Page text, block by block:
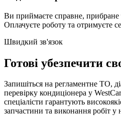
Ви приймаєте справне, прибране
Оплачуєте роботу та отримуєте
Швидкий зв'язок
Готові убезпечити
Запишіться на регламентне ТО,
перевірку кондиціонера у
спеціалісти гарантують
запчастини та виконання робіт у